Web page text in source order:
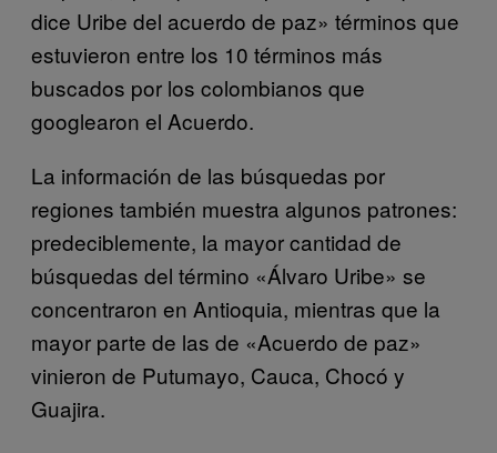
dice Uribe del acuerdo de paz» términos que
estuvieron entre los 10 términos más
buscados por los colombianos que
googlearon el Acuerdo.
La información de las búsquedas por
regiones también muestra algunos patrones:
predeciblemente, la mayor cantidad de
búsquedas del término «Álvaro Uribe» se
concentraron en Antioquia, mientras que la
mayor parte de las de «Acuerdo de paz»
vinieron de Putumayo, Cauca, Chocó y
Guajira.